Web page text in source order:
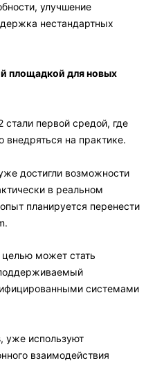
улучшение
нестандартных
площадкой для новых
первой средой, где
внедряться на практике.
достигли возможности
в реальном
планируется перенести
может стать
системами
уже используют
взаимодействия